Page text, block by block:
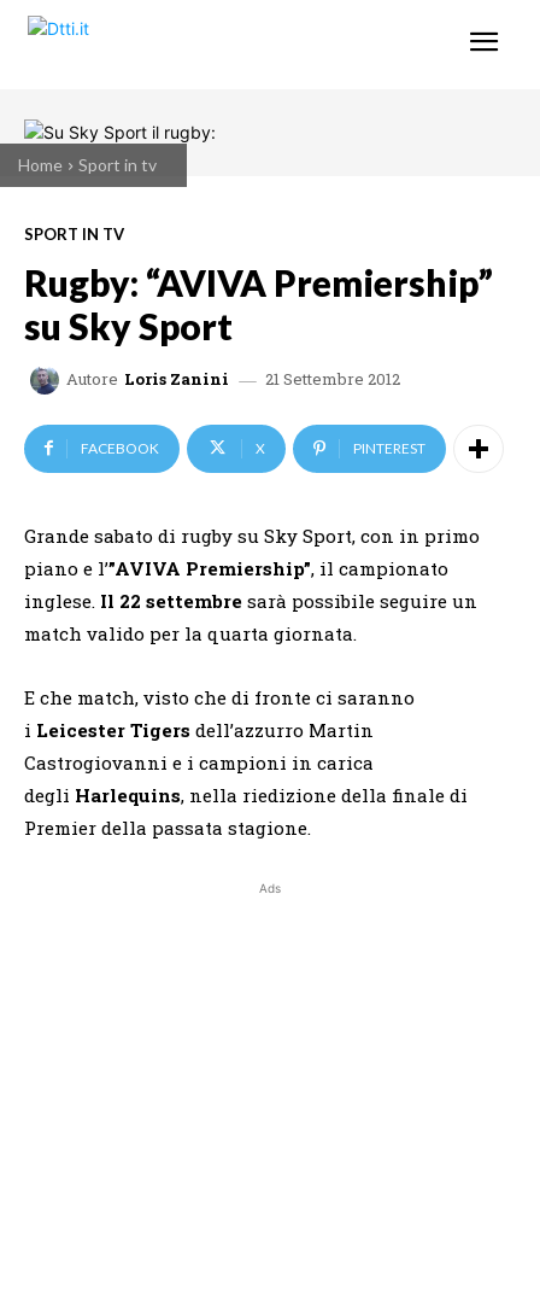
Home Sport in tv
SPORT IN TV
Rugby: “AVIVA Premiership”
su Sky Sport
Autore Loris Zanini 21 Settembre 2012
FACEBOOK X PINTEREST
Grande sabato di rugby su Sky Sport, con in primo
piano e l’”AVIVA Premiership”, il campionato
inglese. Il 22 settembre sarà possibile seguire un
match valido per la quarta giornata.
E che match, visto che di fronte ci saranno
i Leicester Tigers dell’azzurro Martin
Castrogiovanni e i campioni in carica
degli Harlequins, nella riedizione della finale di
Premier della passata stagione.
Ads